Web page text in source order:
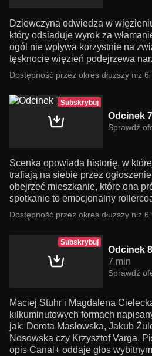
Dziewczyna odwiedza w
który odsiaduje wyrok za
ogól nie wpływa korzystnie na
tęsknocie więzień podejrzewa
Dostępność przez okres dłuższy niż 6
Subskrybuj
Odcinek 7
Sprawdź
Scenka opowiada historię, w
trafiają na siebie przez
obejrzeć mieszkanie, które ona
spotkanie to emocjonalny
Dostępność przez okres dłuższy niż 6
Subskrybuj
Odcinek 8
7 min
Sprawdź
Maciej Stuhr i Magdalena
kilkuminutowych formach
jak: Dorota Masłowska, Jakub
Nosowska czy Krzysztof Varga.
opis Canal+ oddaje głos